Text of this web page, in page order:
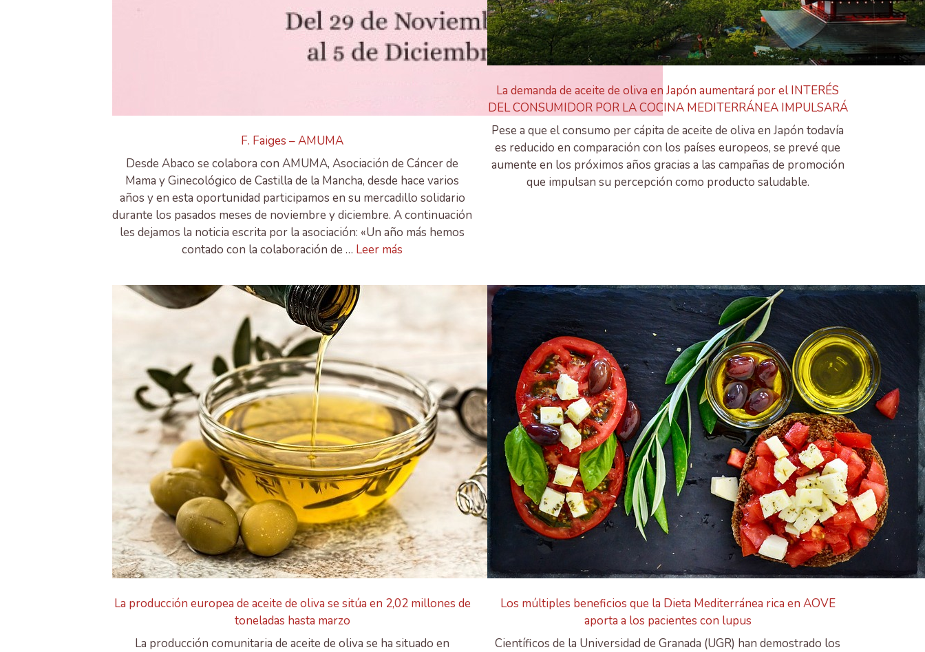
F. Faiges – AMUMA
Desde Abaco se colabora con AMUMA, Asociación de Cáncer de
Mama y Ginecológico de Castilla de la Mancha, desde hace varios
años y en esta oportunidad participamos en su mercadillo solidario
durante los pasados meses de noviembre y diciembre. A continuación
les dejamos la noticia escrita por la asociación: «Un año más hemos
contado con la colaboración de … Leer más
La demanda de aceite de oliva en Japón aumentará por el INTERÉS
DEL CONSUMIDOR POR LA COCINA MEDITERRÁNEA IMPULSARÁ
Pese a que el consumo per cápita de aceite de oliva en Japón todavía
es reducido en comparación con los países europeos, se prevé que
aumente en los próximos años gracias a las campañas de promoción
que impulsan su percepción como producto saludable.
La producción europea de aceite de oliva se sitúa en 2,02 millones de
toneladas hasta marzo
La producción comunitaria de aceite de oliva se ha situado en
Los múltiples beneficios que la Dieta Mediterránea rica en AOVE
aporta a los pacientes con lupus
Científicos de la Universidad de Granada (UGR) han demostrado los